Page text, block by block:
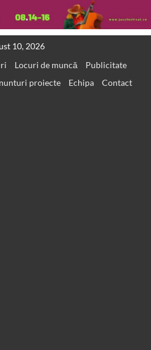
10, 2026
Locuri de muncă
Publicitate
proiecte Echipa Contact